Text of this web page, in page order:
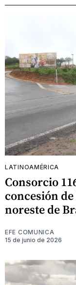
LATINOAMÉRICA
Consorcio
concesión
noreste de
EFE COMUNICA
15 de junio de 2026